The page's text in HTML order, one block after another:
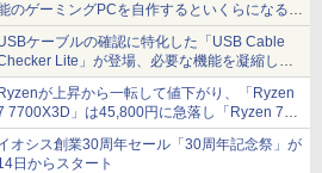
のゲーミングPCを自作するといくらになる？
石田賀津男の『酒の肴にPCゲーム』】
ケーブルの確認に特化した「USB Cable
Lite」が登場、必要な機能を凝縮しコ
パクトに 7日発売
が上昇から一転して値下がり、「Ryzen
7700X3D」は45,800円に急落し「Ryzen 7
」との価格逆転解消 [8月前半のCPU
格]
オシス創業30周年セール「30周年記念祭」が
日からスタート